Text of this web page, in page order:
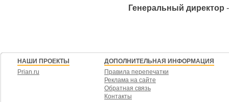
Генеральный директор
НАШИ ПРОЕКТЫ
Prian.ru
ДОПОЛНИТЕЛЬНАЯ ИНФОРМАЦИЯ
Правила перепечатки
Реклама на сайте
Обратная связь
Контакты